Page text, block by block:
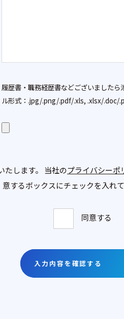
履歴書・職務経歴書などございました
ル形式：.jpg/.png/.pdf/.xls, .xlsx/.doc/
たします。 当社のプライバシーポ
意するボックスにチェックを入れて
同意する
入力内容を確認する